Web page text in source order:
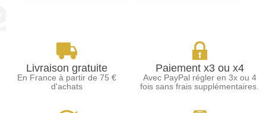
Livraison gratuite
En France à partir de 75 €
d'achats
Paiement x3 ou x4
Avec PayPal régler en 3x ou 4
fois sans frais supplémentaires.